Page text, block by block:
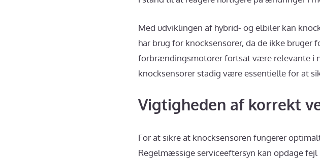
Med udviklingen af hybrid- og elbiler kan
har brug for knocksensorer, da de ikke
forbrændingsmotorer fortsat være relevante i
knocksensorer stadig være essentielle for at
Vigtigheden af korrekt
For at sikre at knocksensoren fungerer
Regelmæssige serviceeftersyn kan opdage